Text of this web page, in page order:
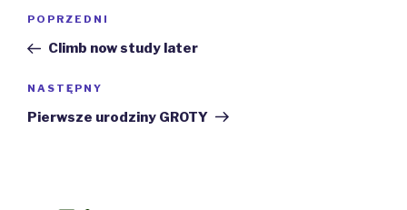
Poprzedni
wpis
POPRZEDNI
Climb now study later
Następny
wpis
NASTĘPNY
Pierwsze urodziny GROTY